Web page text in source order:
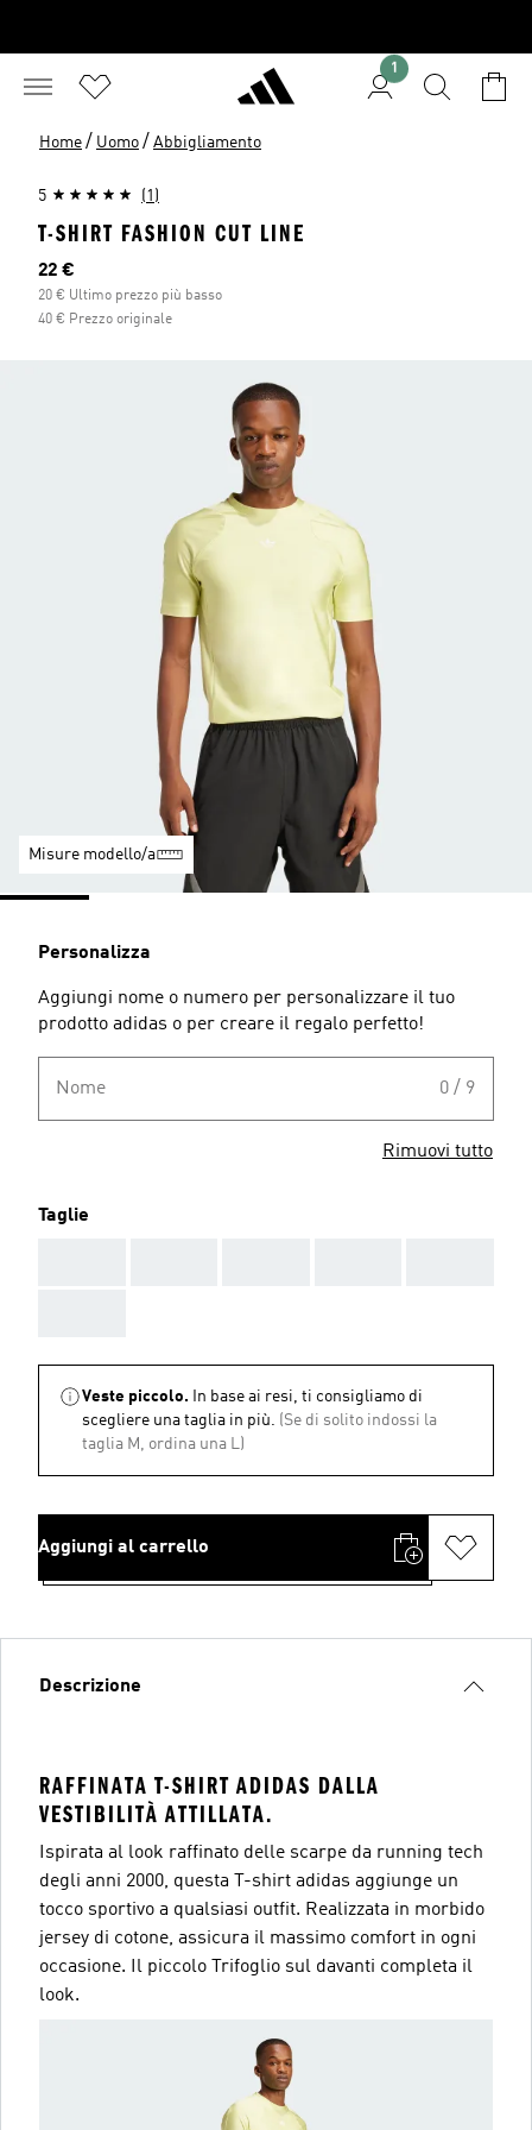
1
Home / Uomo / Abbigliamento
5 (1)
T-SHIRT FASHION CUT LINE
Prezzo attuale
22 €
20 € Ultimo prezzo più basso
40 € Prezzo originale
Misure modello/a
Personalizza
Aggiungi nome o numero per personalizzare il tuo
prodotto adidas o per creare il regalo perfetto!
Nome 0 / 9
Rimuovi tutto
Taglie
Veste piccolo.
In base ai resi, ti consigliamo di
scegliere una taglia in più. (Se di solito indossi la
taglia M, ordina una L)
Aggiungi al carrello
Descrizione
RAFFINATA T-SHIRT ADIDAS DALLA
VESTIBILITÀ ATTILLATA.
Ispirata al look raffinato delle scarpe da running tech
degli anni 2000, questa T-shirt adidas aggiunge un
tocco sportivo a qualsiasi outfit. Realizzata in morbido
jersey di cotone, assicura il massimo comfort in ogni
occasione. Il piccolo Trifoglio sul davanti completa il
look.